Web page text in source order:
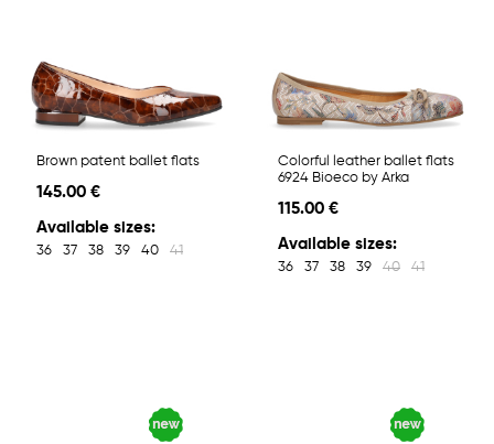
Brown patent ballet flats
145.00 €
Available sizes:
36 37 38 39 40 41
Colorful leather ballet flats
6924 Bioeco by Arka
115.00 €
Available sizes:
36 37 38 39 40 41